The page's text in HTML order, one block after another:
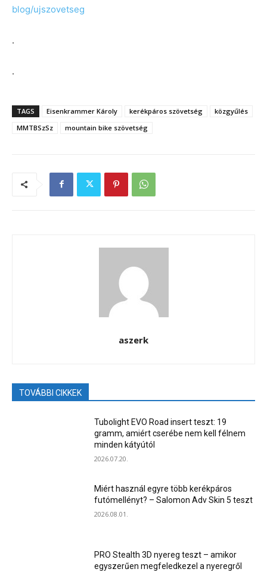
blog/ujszovetseg
.
.
TAGS Eisenkrammer Károly kerékpáros szövetség
közgyűlés
MMTBSzSz
mountain bike szövetség
aszerk
TOVÁBBI CIKKEK
Tubolight EVO Road insert teszt: 19
gramm, amiért cserébe nem kell félnem
minden kátyútól
2026.07.20.
Miért használ egyre több kerékpáros
futómellényt? – Salomon Adv Skin 5 teszt
2026.08.01.
PRO Stealth 3D nyereg teszt – amikor
egyszerűen megfeledkezel a nyeregről